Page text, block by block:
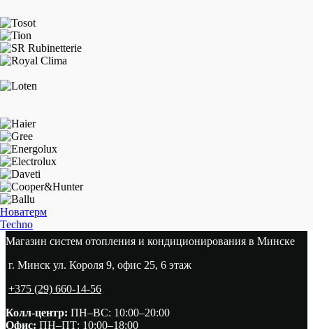
Новатерм
Techno
Магазин систем отопления и кондиционирования в Минске
г. Минск ул. Короля 9, офис 25, 6 этаж
+375 (29) 660-14-56
Колл-центр: ПН–ВС: 10:00–20:00​
Офис: ПН–ПТ: 10:00–18:00